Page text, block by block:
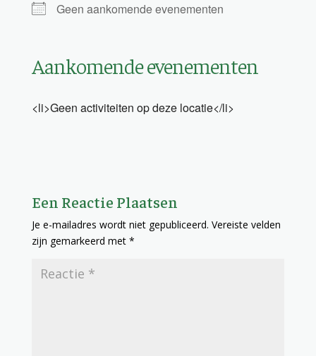
Geen aankomende evenementen
Aankomende evenementen
<li>Geen activiteiten op deze locatie</li>
Een Reactie Plaatsen
Je e-mailadres wordt niet gepubliceerd. Vereiste velden
zijn gemarkeerd met *